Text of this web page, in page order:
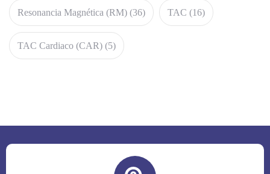
Resonancia Magnética (RM) (36) TAC (16)
TAC Cardiaco (CAR) (5)